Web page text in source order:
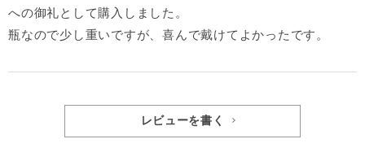
への御礼として購入しました。
瓶なので少し重いですが、喜んで戴けてよかったです。
レビューを書く